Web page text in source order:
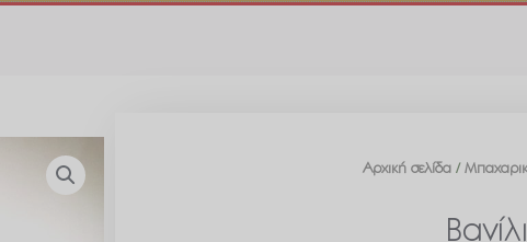
Αρχική σελίδα/